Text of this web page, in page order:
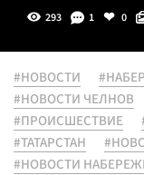
293 1 0
#НОВОСТИ
#НОВОСТИ ЧЕЛНОВ
#ПРОИСШЕСТВИЕ
#ТАТАРСТАН
#НОВОСТИ